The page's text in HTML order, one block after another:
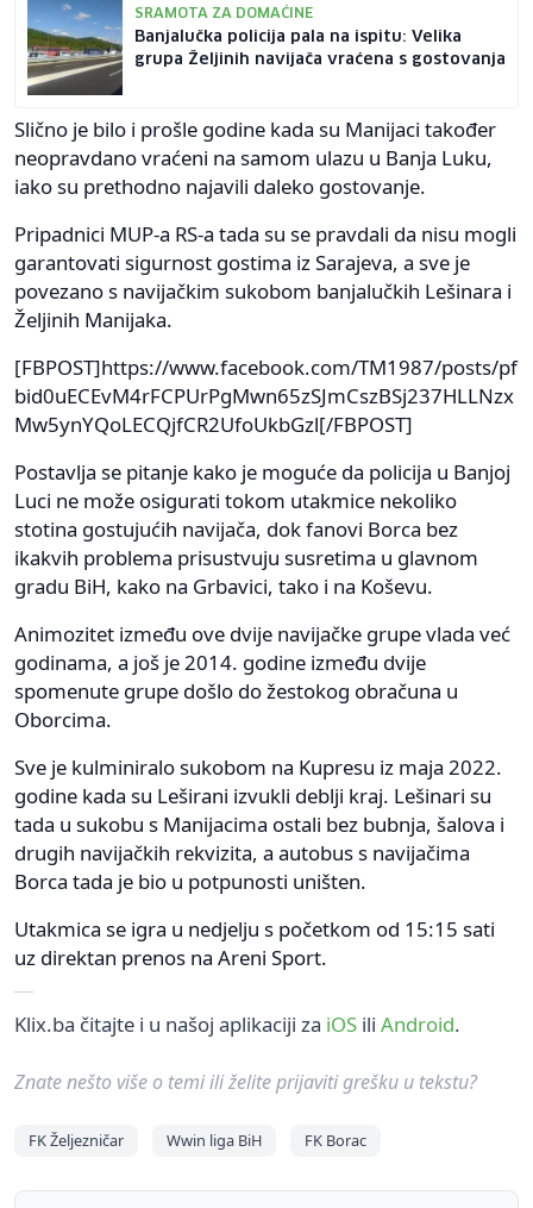
SRAMOTA ZA DOMAĆINE
Banjalučka policija pala na ispitu: Velika
grupa Željinih navijača vraćena s gostovanja
Slično je bilo i prošle godine kada su Manijaci također
neopravdano vraćeni na samom ulazu u Banja Luku,
iako su prethodno najavili daleko gostovanje.
Pripadnici MUP-a RS-a tada su se pravdali da nisu mogli
garantovati sigurnost gostima iz Sarajeva, a sve je
povezano s navijačkim sukobom banjalučkih Lešinara i
Željinih Manijaka.
[FBPOST]https://www.facebook.com/TM1987/posts/pf
bid0uECEvM4rFCPUrPgMwn65zSJmCszBSj237HLLNzx
Mw5ynYQoLECQjfCR2UfoUkbGzl[/FBPOST]
Postavlja se pitanje kako je moguće da policija u Banjoj
Luci ne može osigurati tokom utakmice nekoliko
stotina gostujućih navijača, dok fanovi Borca bez
ikakvih problema prisustvuju susretima u glavnom
gradu BiH, kako na Grbavici, tako i na Koševu.
Animozitet između ove dvije navijačke grupe vlada već
godinama, a još je 2014. godine između dvije
spomenute grupe došlo do žestokog obračuna u
Oborcima.
Sve je kulminiralo sukobom na Kupresu iz maja 2022.
godine kada su Leširani izvukli deblji kraj. Lešinari su
tada u sukobu s Manijacima ostali bez bubnja, šalova i
drugih navijačkih rekvizita, a autobus s navijačima
Borca tada je bio u potpunosti uništen.
Utakmica se igra u nedjelju s početkom od 15:15 sati
uz direktan prenos na Areni Sport.
Klix.ba čitajte i u našoj aplikaciji za iOS ili Android.
Znate nešto više o temi ili želite prijaviti grešku u tekstu?
FK Željezničar Wwin liga BiH FK Borac